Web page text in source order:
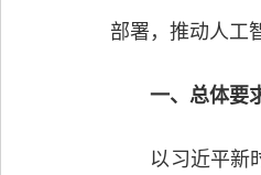
部署，推动人工
一、总体要
以习近平新时